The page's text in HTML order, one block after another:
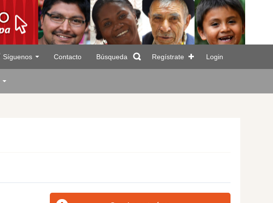
Síguenos Contacto Búsqueda Regístrate Login